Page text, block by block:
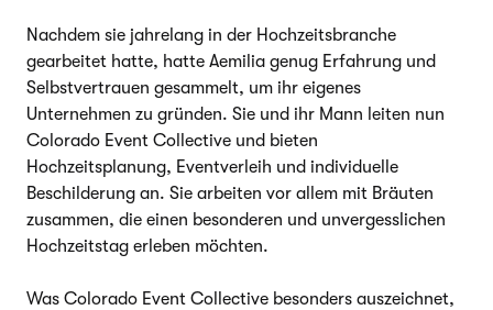
Nachdem sie jahrelang in der Hochzeitsbranche
gearbeitet hatte, hatte Aemilia genug Erfahrung und
Selbstvertrauen gesammelt, um ihr eigenes
Unternehmen zu gründen. Sie und ihr Mann leiten nun
Colorado Event Collective und bieten
Hochzeitsplanung, Eventverleih und individuelle
Beschilderung an. Sie arbeiten vor allem mit Bräuten
zusammen, die einen besonderen und unvergesslichen
Hochzeitstag erleben möchten.
Was Colorado Event Collective besonders auszeichnet,